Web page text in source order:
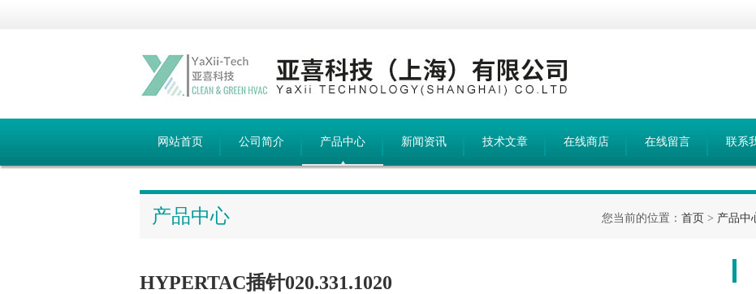
网站首页 公司简介 产品中心 新闻资讯 技术文章 在线商店 在线留言 联系
产品中心 您当前的位置： 首页 > 产品中
HYPERTAC插针020.331.1020